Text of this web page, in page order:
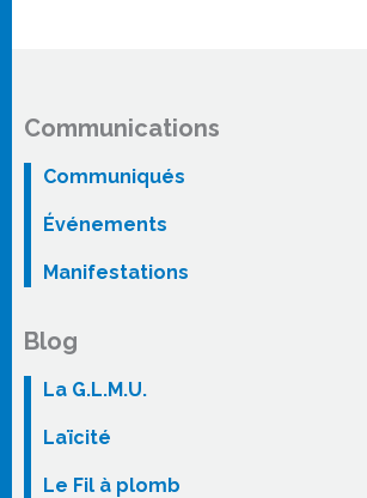
Communications
Communiqués
Événements
Manifestations
Blog
La G.L.M.U.
Laïcité
Le Fil à plomb